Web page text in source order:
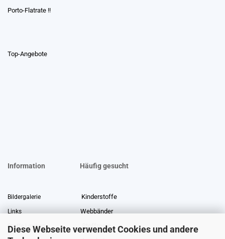
Diese Webseite verwendet Cookies und andere
Porto-Flatrate !!
Top-Angebote
Information Häufig gesucht
Bildergalerie Kinderstoffe
Links Webbänder
Stoffe Lexikon Stoffreste